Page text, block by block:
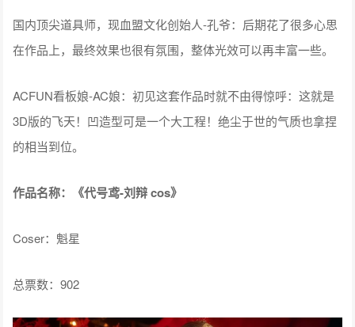
国内顶尖道具师，现血盟文化创始人-孔爷：后期花了很多心思
在作品上，最终效果也很有氛围，整体光效可以再丰富一些。
ACFUN看板娘-AC娘：初见这套作品时就不由得惊呼：这就是
3D版的飞天！凹造型可是一个大工程！绝尘于世的气质也拿捏
的相当到位。
作品名称：《代号鸢-刘辩 cos》
Coser：魁星
总票数：902